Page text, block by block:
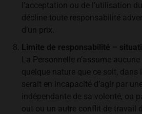
l’acceptation ou de l’utilisation
décline toute responsabilité
d’un prix.
Limite de responsabilité –
La Personnelle n’assume
quelque nature que ce soit, dans
serait en incapacité d’agir par
indépendante de sa volonté, ou
out ou un autre conflit de travail